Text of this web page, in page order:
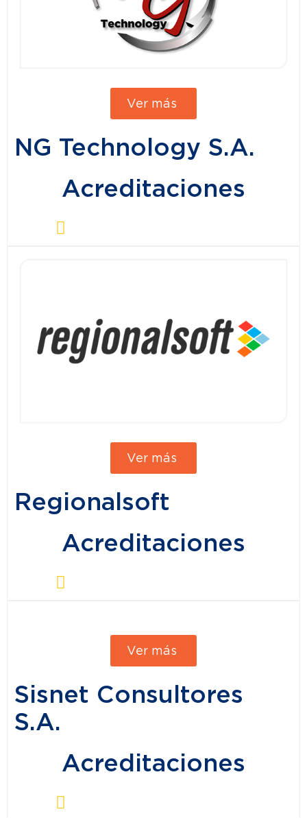
Ver más
NG Technology S.A.
Acreditaciones
Ver más
Regionalsoft
Acreditaciones
Ver más
Sisnet Consultores
S.A.
Acreditaciones